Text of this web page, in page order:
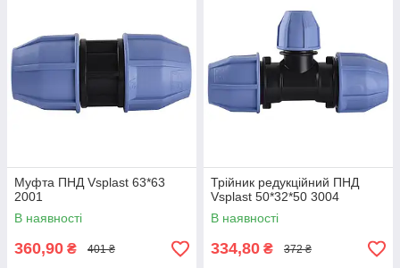
Муфта ПНД Vsplast 63*63
2001
В наявності
360,90 ₴ 401 ₴
Трійник редукційний ПНД
Vsplast 50*32*50 3004
В наявності
334,80 ₴ 372 ₴